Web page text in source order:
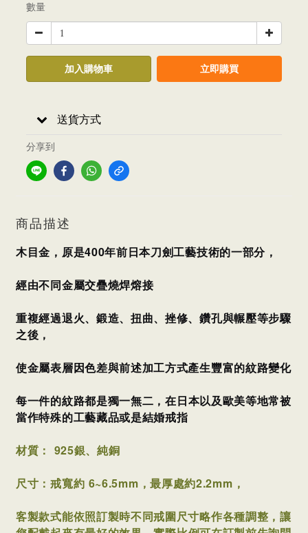
數量
加入購物車 立即購買
送貨方式
分享到
商品描述
木目金，原是400年前日本刀劍工藝技術的一部分，
經由不同金屬交疊燒焊熔接
重複經過退火、鍛造、扭曲、挫修、鑽孔與輾壓等步驟
之後，
使金屬表層因色差與前述加工方式產生豐富的紋路變化
每一件的紋路都是獨一無二，在日本以及歐美等地常被
當作特殊的工藝藏品或是結婚戒指
材質： 925銀、純銅
尺寸：戒寬約 6~6.5mm，最厚處約2.2mm ，
客製款式能依照訂製時不同戒圍尺寸略作各種調整，讓